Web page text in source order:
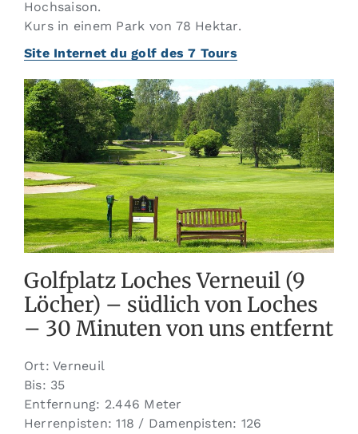
Hochsaison.
Kurs in einem Park von 78 Hektar.
Site Internet du golf des 7 Tours
Golfplatz Loches Verneuil (9
Löcher) – südlich von Loches
– 30 Minuten von uns entfernt
Ort: Verneuil
Bis: 35
Entfernung: 2.446 Meter
Herrenpisten: 118 / Damenpisten: 126